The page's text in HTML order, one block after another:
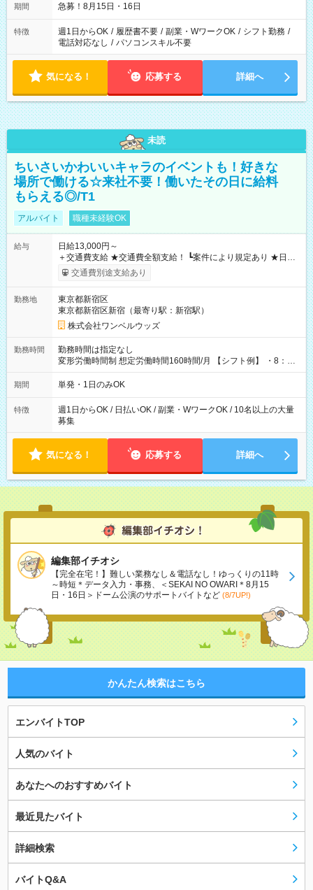
期間 急募！8月15日・16日
特徴 週1日からOK / 履歴書不要 / 副業・WワークOK / シフト勤務 /
電話対応なし / パソコンスキル不要
気になる！ 応募する 詳細へ
未読
ちいさいかわいいキャラのイベントも！好きな
場所で働ける☆来社不要！働いたその日に給料
もらえる◎/T1
アルバイト 職種未経験OK
給与
日給13,000円～
＋交通費支給 ★交通費全額支給！ ┗案件により規定あり ★日払
いOK！（規定あり） ┗働いたその日に現金GET♪ お仕事後はコ
ンビニATMから 日払い分を引き落とせます！ 【試用期間】試
交通費別途支給あり
勤務地
東京都新宿区
東京都新宿区新宿（最寄り駅：新宿駅）
株式会社ワンベルウッズ
勤務時間
勤務時間は指定なし
変形労働時間制 想定労働時間160時間/月 【シフト例】 ・8：00
～21：00
期間 単発・1日のみOK
特徴
週1日からOK / 日払いOK / 副業・WワークOK / 10名以上の大量
募集
気になる！ 応募する 詳細へ
編集部イチオシ
【完全在宅！】難しい業務なし＆電話なし！ゆっくりの11時
～時短＊データ入力・事務、＜SEKAI NO OWARI＊8月15
日・16日＞ドーム公演のサポートバイトなど (8/7UP!)
かんたん検索はこちら
エンバイトTOP
人気のバイト
あなたへのおすすめバイト
最近見たバイト
詳細検索
バイトQ&A